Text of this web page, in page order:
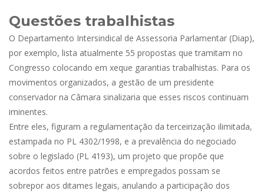
Questões trabalhistas
O Departamento Intersindical de Assessoria Parlamentar (Diap),
por exemplo, lista atualmente 55 propostas que tramitam no
Congresso colocando em xeque garantias trabalhistas. Para os
movimentos organizados, a gestão de um presidente
conservador na Câmara sinalizaria que esses riscos continuam
iminentes.
Entre eles, figuram a regulamentação da terceirização ilimitada,
estampada no PL 4302/1998, e a prevalência do negociado
sobre o legislado (PL 4193), um projeto que propõe que
acordos feitos entre patrões e empregados possam se
sobrepor aos ditames legais, anulando a participação dos